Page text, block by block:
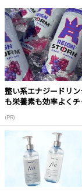
整い系エナジードリ
も栄養素も効率よくチ
(PR)